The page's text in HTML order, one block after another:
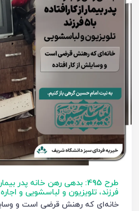
فرزند، تلویزیون و لباسشویی و
خانه‌ای که رهنش قرضی است و